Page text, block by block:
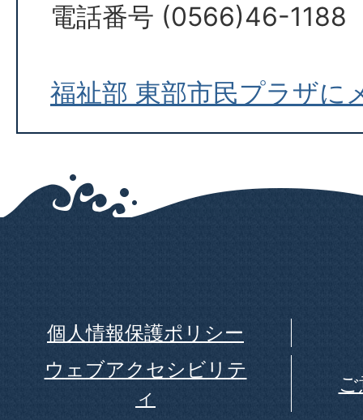
電話番号 (0566)46-1188
福祉部 東部市民プラザに
個人情報保護ポリシー
ウェブアクセシビリテ
ィ